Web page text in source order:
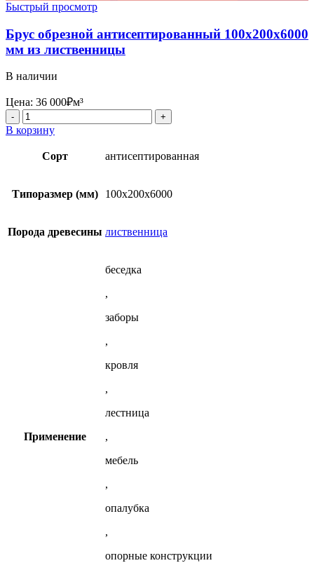
Быстрый просмотр
Брус обрезной антисептированный 100x200x6000
мм из лиственницы
В наличии
Цена: 36 000₽м³
Количество
товара
Брус
обрезной
антисептированный
мм
В корзину
Сорт антисептированная
Типоразмер (мм) 100x200x6000
Порода древесины лиственница
Применение
беседка
,
заборы
,
кровля
,
лестница
,
мебель
,
опалубка
,
опорные конструкции